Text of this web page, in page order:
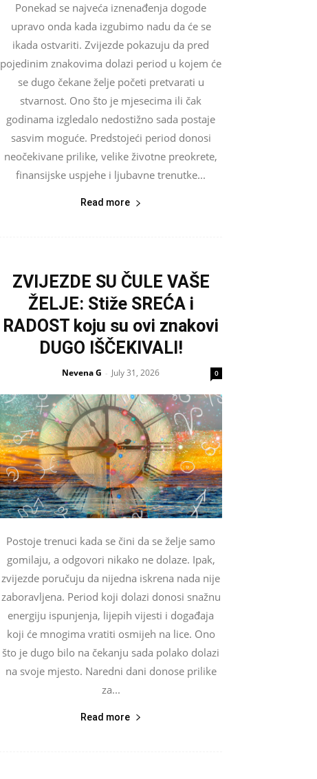
Ponekad se najveća iznenađenja dogode
upravo onda kada izgubimo nadu da će se
ikada ostvariti. Zvijezde pokazuju da pred
pojedinim znakovima dolazi period u kojem će
se dugo čekane želje početi pretvarati u
stvarnost. Ono što je mjesecima ili čak
godinama izgledalo nedostižno sada postaje
sasvim moguće. Predstojeći period donosi
neočekivane prilike, velike životne preokrete,
finansijske uspjehe i ljubavne trenutke...
Read more
ZVIJEZDE SU ČULE VAŠE
ŽELJE: Stiže SREĆA i
RADOST koju su ovi znakovi
DUGO IŠČEKIVALI!
Nevena G - July 31, 2026 0
Postoje trenuci kada se čini da se želje samo
gomilaju, a odgovori nikako ne dolaze. Ipak,
zvijezde poručuju da nijedna iskrena nada nije
zaboravljena. Period koji dolazi donosi snažnu
energiju ispunjenja, lijepih vijesti i događaja
koji će mnogima vratiti osmijeh na lice. Ono
što je dugo bilo na čekanju sada polako dolazi
na svoje mjesto. Naredni dani donose prilike
za...
Read more